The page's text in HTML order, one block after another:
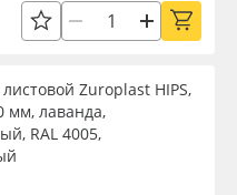
Zuroplast HIPS,
мм, лаванда,
RAL 4005,